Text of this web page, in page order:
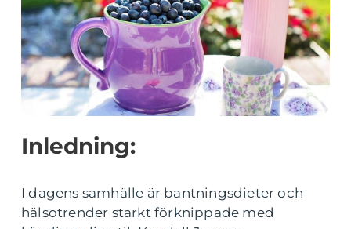
Inledning:
I dagens samhälle är bantningsdieter och
hälsotrender starkt förknippade med